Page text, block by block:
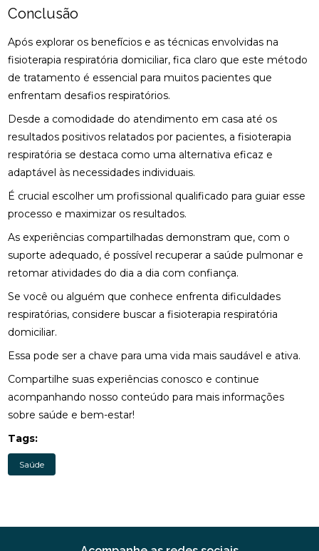
Conclusão
Após explorar os benefícios e as técnicas envolvidas na
fisioterapia respiratória domiciliar, fica claro que este método
de tratamento é essencial para muitos pacientes que
enfrentam desafios respiratórios.
Desde a comodidade do atendimento em casa até os
resultados positivos relatados por pacientes, a fisioterapia
respiratória se destaca como uma alternativa eficaz e
adaptável às necessidades individuais.
É crucial escolher um profissional qualificado para guiar esse
processo e maximizar os resultados.
As experiências compartilhadas demonstram que, com o
suporte adequado, é possível recuperar a saúde pulmonar e
retomar atividades do dia a dia com confiança.
Se você ou alguém que conhece enfrenta dificuldades
respiratórias, considere buscar a fisioterapia respiratória
domiciliar.
Essa pode ser a chave para uma vida mais saudável e ativa.
Compartilhe suas experiências conosco e continue
acompanhando nosso conteúdo para mais informações
sobre saúde e bem-estar!
Tags:
Saúde
COMO ESCOLHER A PALMILHA IDEAL PARA PÉ
COMO ESCOLHER O MELHOR ACUPUNTURISTA
PARA SUAS NECESSIDADES DE SAÚDE
PARA VOCÊ
ACUPUNTURISTA E O QUE ESPERAR
COMO MELHORAR O ATENDIMENTO DA SUA
COMO MONTAR SUA CLÍNICA?
CONSULTA COM ACUPUNTURISTA: O QUE ESPERAR
DESCUBRA A ACUPUNTURA RJ: BENEFÍCIOS E
PRÁTICAS
DESCUBRA COMO A PALMILHA PARA FASCITE
PLANTAR PODE ALIVIAR SUAS DORES
DESCUBRA COMO A QUIROPRAXIA E A
FISIOTERAPIA PODEM TRANSFORMAR SUA SAÚDE
TRANSFORMAR SUA SAÚDE
DESCUBRA O PREÇO DA PALMILHA ORTOPÉDICA E
COMO ESCOLHER A MELHOR